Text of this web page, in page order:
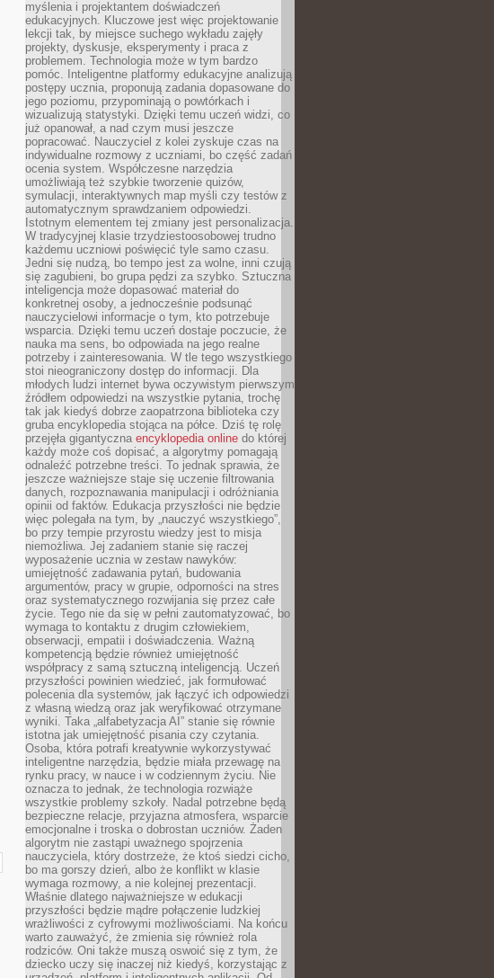
myślenia i projektantem doświadczeń
edukacyjnych. Kluczowe jest więc projektowanie
lekcji tak, by miejsce suchego wykładu zajęły
projekty, dyskusje, eksperymenty i praca z
problemem. Technologia może w tym bardzo
pomóc. Inteligentne platformy edukacyjne analizują
postępy ucznia, proponują zadania dopasowane do
jego poziomu, przypominają o powtórkach i
wizualizują statystyki. Dzięki temu uczeń widzi, co
już opanował, a nad czym musi jeszcze
popracować. Nauczyciel z kolei zyskuje czas na
indywidualne rozmowy z uczniami, bo część zadań
ocenia system. Współczesne narzędzia
umożliwiają też szybkie tworzenie quizów,
symulacji, interaktywnych map myśli czy testów z
automatycznym sprawdzaniem odpowiedzi.
Istotnym elementem tej zmiany jest personalizacja.
W tradycyjnej klasie trzydziestoosobowej trudno
każdemu uczniowi poświęcić tyle samo czasu.
Jedni się nudzą, bo tempo jest za wolne, inni czują
się zagubieni, bo grupa pędzi za szybko. Sztuczna
inteligencja może dopasować materiał do
konkretnej osoby, a jednocześnie podsunąć
nauczycielowi informacje o tym, kto potrzebuje
wsparcia. Dzięki temu uczeń dostaje poczucie, że
nauka ma sens, bo odpowiada na jego realne
potrzeby i zainteresowania. W tle tego wszystkiego
stoi nieograniczony dostęp do informacji. Dla
młodych ludzi internet bywa oczywistym pierwszym
źródłem odpowiedzi na wszystkie pytania, trochę
tak jak kiedyś dobrze zaopatrzona biblioteka czy
gruba encyklopedia stojąca na półce. Dziś tę rolę
przejęła gigantyczna encyklopedia online do której
każdy może coś dopisać, a algorytmy pomagają
odnaleźć potrzebne treści. To jednak sprawia, że
jeszcze ważniejsze staje się uczenie filtrowania
danych, rozpoznawania manipulacji i odróżniania
opinii od faktów. Edukacja przyszłości nie będzie
więc polegała na tym, by „nauczyć wszystkiego”,
bo przy tempie przyrostu wiedzy jest to misja
niemożliwa. Jej zadaniem stanie się raczej
wyposażenie ucznia w zestaw nawyków:
umiejętność zadawania pytań, budowania
argumentów, pracy w grupie, odporności na stres
oraz systematycznego rozwijania się przez całe
życie. Tego nie da się w pełni zautomatyzować, bo
wymaga to kontaktu z drugim człowiekiem,
obserwacji, empatii i doświadczenia. Ważną
kompetencją będzie również umiejętność
współpracy z samą sztuczną inteligencją. Uczeń
przyszłości powinien wiedzieć, jak formułować
polecenia dla systemów, jak łączyć ich odpowiedzi
z własną wiedzą oraz jak weryfikować otrzymane
wyniki. Taka „alfabetyzacja AI” stanie się równie
istotna jak umiejętność pisania czy czytania.
Osoba, która potrafi kreatywnie wykorzystywać
inteligentne narzędzia, będzie miała przewagę na
rynku pracy, w nauce i w codziennym życiu. Nie
oznacza to jednak, że technologia rozwiąże
wszystkie problemy szkoły. Nadal potrzebne będą
bezpieczne relacje, przyjazna atmosfera, wsparcie
emocjonalne i troska o dobrostan uczniów. Żaden
algorytm nie zastąpi uważnego spojrzenia
nauczyciela, który dostrzeże, że ktoś siedzi cicho,
bo ma gorszy dzień, albo że konflikt w klasie
wymaga rozmowy, a nie kolejnej prezentacji.
Właśnie dlatego najważniejsze w edukacji
przyszłości będzie mądre połączenie ludzkiej
wrażliwości z cyfrowymi możliwościami. Na końcu
warto zauważyć, że zmienia się również rola
rodziców. Oni także muszą oswoić się z tym, że
dziecko uczy się inaczej niż kiedyś, korzystając z